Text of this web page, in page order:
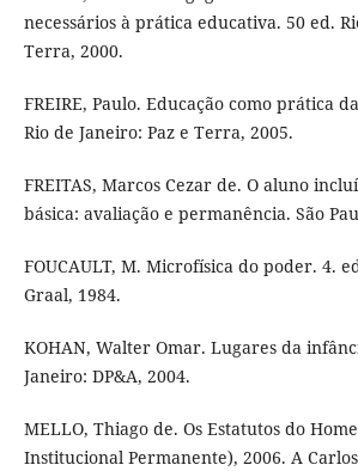
necessários à prática educativa. 50 ed.
Terra, 2000.
FREIRE, Paulo. Educação como prática
Rio de Janeiro: Paz e Terra, 2005.
FREITAS, Marcos Cezar de. O aluno
básica: avaliação e permanência. São
FOUCAULT, M. Microfísica do poder. 4.
Graal, 1984.
KOHAN, Walter Omar. Lugares da
Janeiro: DP&A, 2004.
MELLO, Thiago de. Os Estatutos do
Institucional Permanente), 2006. A